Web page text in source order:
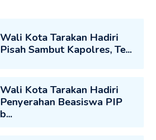
Wali Kota Tarakan Hadiri
Pisah Sambut Kapolres, Te...
Wali Kota Tarakan Hadiri
Penyerahan Beasiswa PIP
b...